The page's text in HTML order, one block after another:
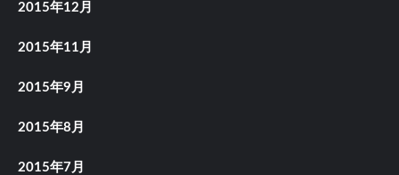
2015年12月
2015年11月
2015年9月
2015年8月
2015年7月